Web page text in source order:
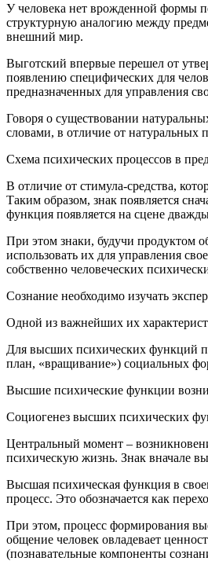
У человека нет врожденной формы
структурную аналогию между
внешний мир.
Выготский впервые перешел от
появлению специфических для
предназначенных для управления
Говоря о существовании
словами, в отличие от натуральных
Схема психических процессов в
В отличие от стимула-средства,
Таким образом, знак появляется
функция появляется на сцене
При этом знаки, будучи продуктом
использовать их для управления
собственно человеческих
Сознание необходимо изучать
Одной из важнейших их
Для высших психических функций
план, «вращивание») социальных
Высшие психические функции
Социогенез высших психических
Центральный момент –
психическую жизнь. Знак вначале
Высшая психическая функция в
процесс. Это обозначается как
При этом, процесс формирования
общение человек овладевает
(познавательные компоненты